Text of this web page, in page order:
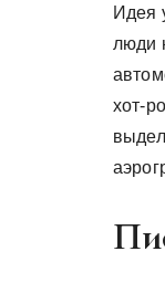
Идея
люди
хот-